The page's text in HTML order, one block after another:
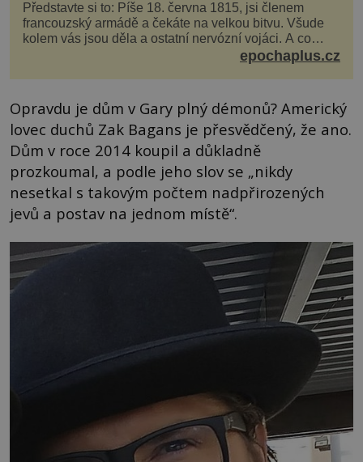
Představte si to: Píše 18. června 1815, jsi členem
francouzský armádě a čekáte na velkou bitvu. Všude
kolem vás jsou děla a ostatní nervózní vojáci. A co
děláte vy? Hrajete si… s jojem! Zdá se v...epochaplus.cz
Opravdu je dům v Gary plný démonů? Americký
lovec duchů Zak Bagans je přesvědčený, že ano.
Dům v roce 2014 koupil a důkladně
prozkoumal, a podle jeho slov se „nikdy
nesetkal s takovým počtem nadpřirozených
jevů a postav na jednom místě“.